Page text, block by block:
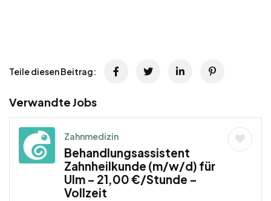
Teile diesen Beitrag:
Verwandte Jobs
Zahnmedizin
Behandlungsassistent
Zahnheilkunde (m/w/d) für
Ulm – 21,00 €/Stunde –
Vollzeit